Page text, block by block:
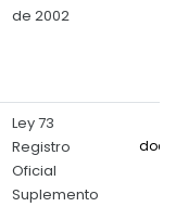
de 2002
Ley 73
Registro
Oficial
Suplemento